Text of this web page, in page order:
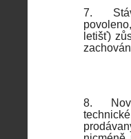
7.
letišť)
8.